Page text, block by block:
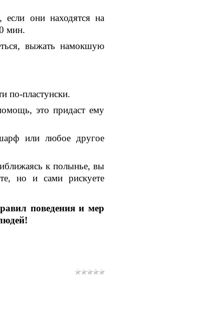
они находятся на
мин.
выжать намокшую
по-пластунски.
это придаст ему
или любое другое
к полынье, вы
но и сами рискуете
поведения и мер